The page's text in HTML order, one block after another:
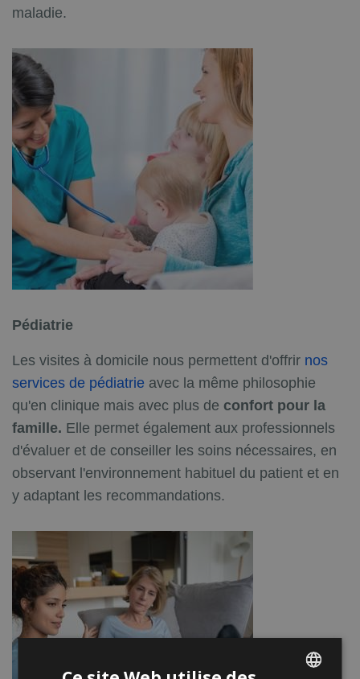
maladie.
Pédiatrie
Les visites à domicile nous permettent d'offrir nos
services de pédiatrie avec la même philosophie
qu'en clinique mais avec plus de confort pour la
famille. Elle permet également aux professionnels
d'évaluer et de conseiller les soins nécessaires, en
observant l'environnement habituel du patient et en
y adaptant les recommandations.